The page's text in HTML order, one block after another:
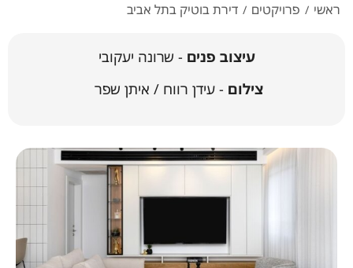
ראשי / פרויקטים / דירת בוטיק בתל אביב
עיצוב פנים - שרונה יעקובי
צילום - עידן רווח / איתן שפר